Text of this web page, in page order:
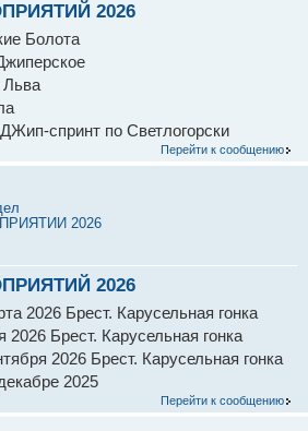
2026
Болота
Льва
спринт по Светлогорски
Перейти к сообщению
2026
2026
2026 Брест. Карусельная гонка
2026 Брест. Карусельная гонка
2026 Брест. Карусельная гонка
2025
Перейти к сообщению